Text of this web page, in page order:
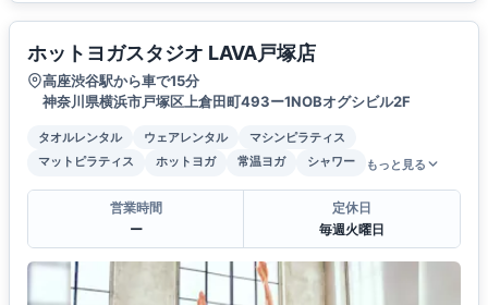
ホットヨガスタジオ LAVA戸塚店
高座渋谷駅から車で15分
神奈川県横浜市戸塚区上倉田町493ー1NOBオグシビル2F
タオルレンタル ウェアレンタル
マシンピラティス
マットピラティス
ホットヨガ 常温ヨガ シャワー もっと見る
営業時間
ー
定休日
毎週火曜日